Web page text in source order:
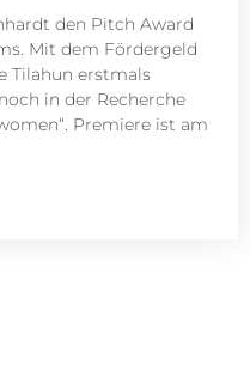
den Pitch Award
Mit dem Fördergeld
Tilahun erstmals
in der Recherche
Premiere ist am